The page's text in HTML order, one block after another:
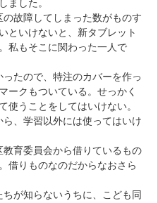
ました。
の故障してしまった数がものす
といけないと、新タブレット
私もそこに関わった一人で
ったので、特注のカバーを作っ
ークもついている。せっかく
使うことをしてはいけない。
ら、学習以外には使ってはいけ
教育委員会から借りているもの
借りものなのだからなおさら
ちが知らないうちに、こども同